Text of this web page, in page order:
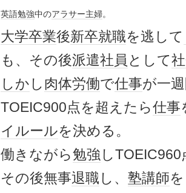
英語勉強中のアラサー主婦。
大学卒業後新卒就職を逃して
も、その後派遣社員 として
しか し肉体労働で仕事が一
TOEIC900点を超えたら仕事
イルールを決める。
働きながら勉強 し
その後無事退職 し、 塾講師